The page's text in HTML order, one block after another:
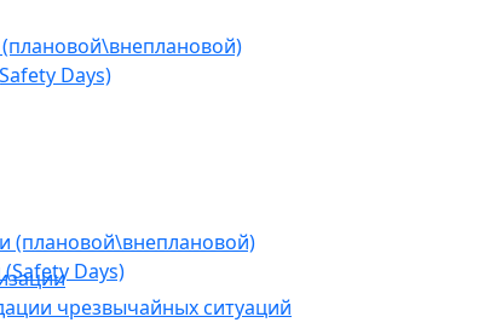
Days)
чрезвычайных ситуаций
(плановой\внеплановой)
Days)